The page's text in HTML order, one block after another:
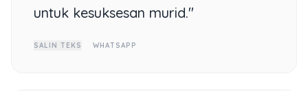
untuk kesuksesan murid."
SALIN TEKS WHATSAPP